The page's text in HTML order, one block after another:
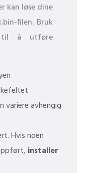
kan løse dine
filen. Bruk
til å utføre
variere avhengig
Hvis noen
installer